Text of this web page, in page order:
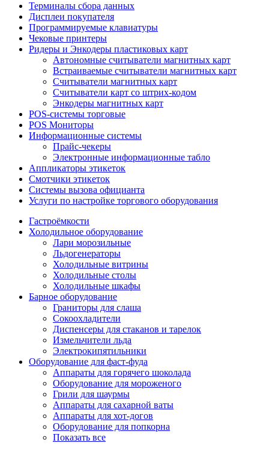
Терминалы сбора данных
Дисплеи покупателя
Программируемые клавиатуры
Чековые принтеры
Ридеры и Энкодеры пластиковых карт
Автономные считыватели магнитных карт
Встраиваемые считыватели магнитных карт
Считыватели магнитных карт
Считыватели карт со штрих-кодом
Энкодеры магнитных карт
POS-системы торговые
POS Мониторы
Информационные системы
Прайс-чекеры
Электронные информационные табло
Аппликаторы этикеток
Смотчики этикеток
Системы вызова официанта
Услуги по настройке торгового оборудования
Гастроёмкости
Холодильное оборудование
Лари морозильные
Льдогенераторы
Холодильные витрины
Холодильные столы
Холодильные шкафы
Барное оборудование
Граниторы для слаша
Сокоохладители
Диспенсеры для стаканов и тарелок
Измельчители льда
Электрокипятильники
Оборудование для фаст-фуда
Аппараты для горячего шоколада
Оборудование для мороженого
Грили для шаурмы
Аппараты для сахарной ваты
Аппараты для хот-догов
Оборудование для попкорна
Показать все